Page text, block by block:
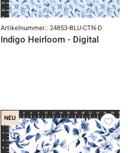
Artikelnummer.: 24853-BLU-CTN-D
Indigo Heirloom - Digital
NEU